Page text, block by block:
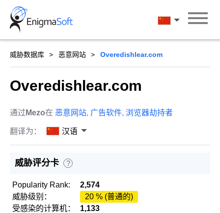
Skip
content
汉语
威胁数据库 恶意网站 Overedishlear.com
Overedishlear.com
通过 Mezo在 恶意网站, 广告软件, 浏览器劫持者
翻译为： 汉语
威胁评分卡 ?
Popularity Rank:
2,574
威胁级别：
20 % (普通的)
受感染的计算机：
1,133